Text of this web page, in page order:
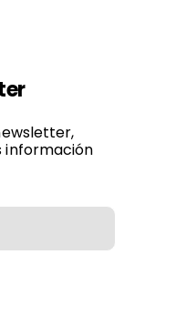
información